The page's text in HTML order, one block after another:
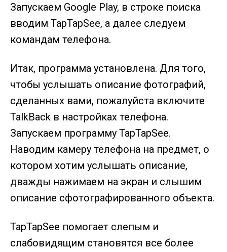
Запускаем Google Play, в строке поиска
вводим TapTapSee, а далее следуем
командам телефона.
Итак, программа установлена. Для того,
чтобы услышать описание фотографий,
сделанных вами, пожалуйста включите
TalkBack в настройках телефона.
Запускаем программу TapTapSee.
Наводим камеру телефона на предмет, о
котором хотим услышать описание,
дважды нажимаем на экран и слышим
описание сфотографированного объекта.
TapTapSee помогает слепым и
слабовидящим становятся все более